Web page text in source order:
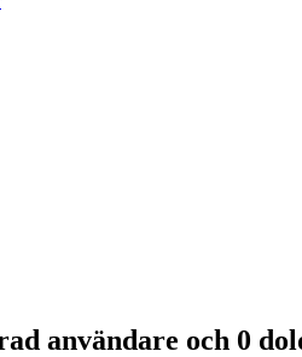
användare och 0